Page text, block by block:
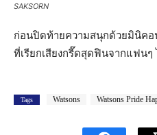
SAKSORN
ก่อนปิดท้ายความสนุกด้วยมินิคอ
ที่เรียกเสียงกรี๊ดสุดฟินจากแฟนๆ
Tags Watsons Watsons Pride